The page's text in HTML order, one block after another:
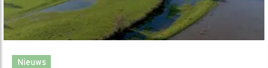
Nieuws